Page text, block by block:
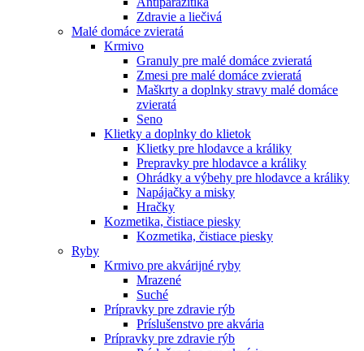
Zdravie a liečivá
Malé domáce zvieratá
Krmivo
Granuly pre malé domáce zvieratá
Zmesi pre malé domáce zvieratá
Maškrty a doplnky stravy malé domáce
zvieratá
Seno
Klietky a doplnky do klietok
Klietky pre hlodavce a králiky
Prepravky pre hlodavce a králiky
Ohrádky a výbehy pre hlodavce a králiky
Napájačky a misky
Hračky
Kozmetika, čistiace piesky
Kozmetika, čistiace piesky
Ryby
Krmivo pre akvárijné ryby
Mrazené
Suché
Prípravky pre zdravie rýb
Príslušenstvo pre akvária
Prípravky pre zdravie rýb